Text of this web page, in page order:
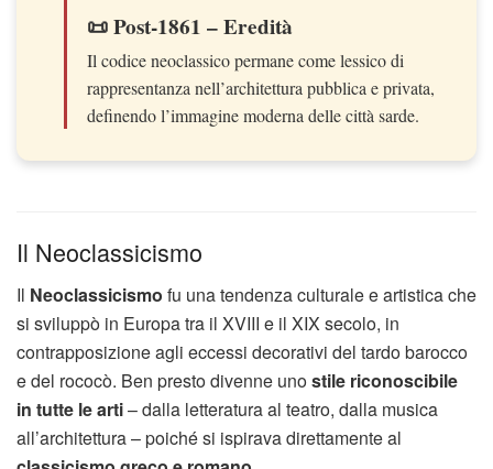
📜 Post-1861 – Eredità
Il codice neoclassico permane come lessico di
rappresentanza nell’architettura pubblica e privata,
definendo l’immagine moderna delle città sarde.
Il Neoclassicismo
Il Neoclassicismo fu una tendenza culturale e artistica che
si sviluppò in Europa tra il XVIII e il XIX secolo, in
contrapposizione agli eccessi decorativi del tardo barocco
e del rococò. Ben presto divenne unostile riconoscibile
in tutte le arti– dalla letteratura al teatro, dalla musica
all’architettura – poiché si ispirava direttamente al